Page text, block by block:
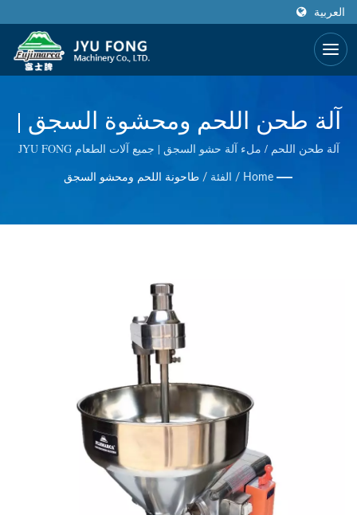
العربية
آلة طحن اللحم ومحشوة السجق |
أكثر من 50 عامًا من تصنيع ماكينات
الطعام وعصارة وخلاط | JYU
آلة طحن اللحم / ملء آلة حشو السجق | جميع آلات الطعام JYU FONG
تقطيع الثلج الكهربائية واليدوية، طاحونة اللحم الكهربائية، عصارة القمح
أفضل جودة.
Home
/ الفئة / طاحونة اللحم ومحشو السجق